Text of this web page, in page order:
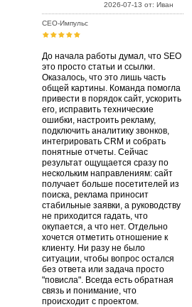
2026-07-13 от: Иван
СЕО-Импульс
До начала работы думал, что SEO
это просто статьи и ссылки.
Оказалось, что это лишь часть
общей картины. Команда помогла
привести в порядок сайт, ускорить
его, исправить технические
ошибки, настроить рекламу,
подключить аналитику звонков,
интегрировать CRM и собрать
понятные отчеты. Сейчас
результат ощущается сразу по
нескольким направлениям: сайт
получает больше посетителей из
поиска, реклама приносит
стабильные заявки, а руководству
не приходится гадать, что
окупается, а что нет. Отдельно
хочется отметить отношение к
клиенту. Ни разу не было
ситуации, чтобы вопрос остался
без ответа или задача просто
"повисла". Всегда есть обратная
связь и понимание, что
происходит с проектом.